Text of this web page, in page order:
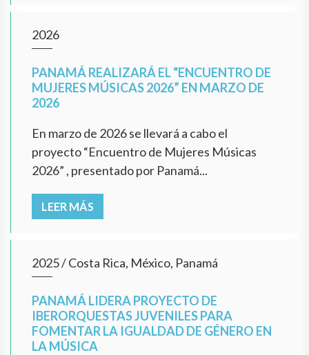
2026
PANAMÁ REALIZARÁ EL “ENCUENTRO DE
MUJERES MÚSICAS 2026” EN MARZO DE
2026
En marzo de 2026 se llevará a cabo el
proyecto “Encuentro de Mujeres Músicas
2026” , presentado por Panamá...
LEER MÁS
2025/Costa Rica, México, Panamá
PANAMÁ LIDERA PROYECTO DE
IBERORQUESTAS JUVENILES PARA
FOMENTAR LA IGUALDAD DE GÉNERO EN
LA MÚSICA